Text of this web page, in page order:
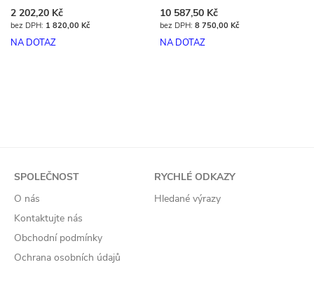
2 202,20 Kč
1 820,00 Kč
NA DOTAZ
10 587,50 Kč
8 750,00 Kč
NA DOTAZ
SPOLEČNOST
O nás
Kontaktujte nás
Obchodní podmínky
Ochrana osobních údajů
RYCHLÉ ODKAZY
Hledané výrazy